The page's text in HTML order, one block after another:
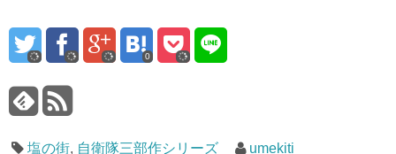
0
塩の街, 自衛隊三部作シリーズ umekiti